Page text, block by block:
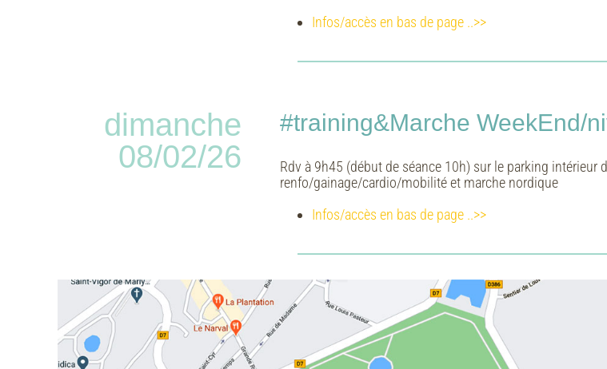
Infos/accès en bas de page ..>>
dimanche
08/02/26
#training&Marche WeekEnd/
Rdv à 9h45 (début de séance 10h) sur le parking
renfo/gainage/cardio/mobilité et marche nordique
Infos/accès en bas de page ..>>